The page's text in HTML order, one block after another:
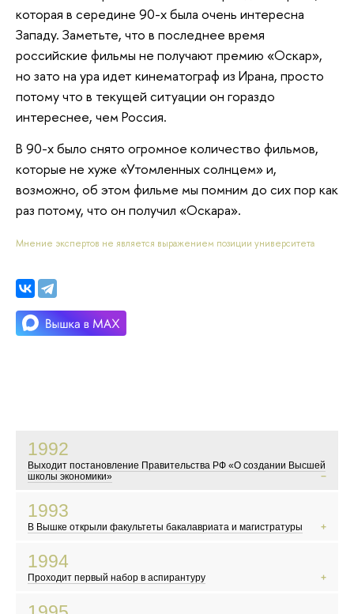
1992
Выходит постановление Правительства РФ «О создании Высшей
школы экономики»
Показывают телесериал «Богатые тоже плачут»
Мэром Москвы становится Юрий Лужков
1993
В Вышке открыли факультеты бакалавриата и магистратуры
Первые выборы в Госдуму
Новые русские, челноки и командировочные осваивают заграницу
1994
Проходит первый набор в аспирантуру
которая в середине 90-х была очень интересна
Западу. Заметьте, что в последнее время
российские фильмы не получают премию «Оскар»,
но зато на ура идет кинематограф из Ирана, просто
потому что в текущей ситуации он гораздо
интереснее, чем Россия.
В 90-х было снято огромное количество фильмов,
которые не хуже «Утомленных солнцем» и,
возможно, об этом фильме мы помним до сих пор как
раз потому, что он получил «Оскара».
Мнение экспертов не является выражением позиции университета